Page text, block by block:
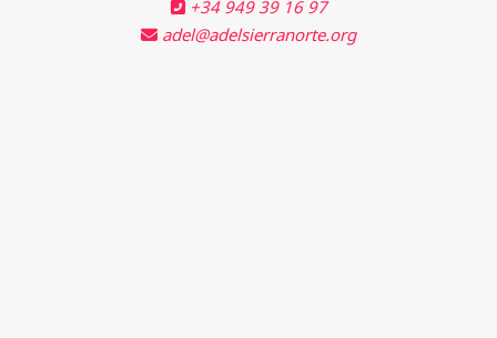
+34 949 39 16 97
adel@adelsierranorte.org